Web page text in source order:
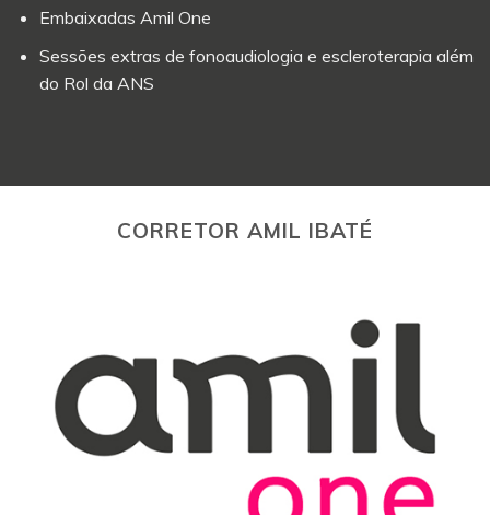
Embaixadas Amil One
Sessões extras de fonoaudiologia e escleroterapia além
do Rol da ANS
CORRETOR AMIL IBATÉ